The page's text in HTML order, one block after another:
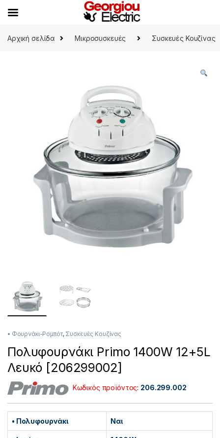
Αρχική σελίδα
Μικροσυσκευές Συσκευές Κουζίνας
• Φουρνάκι-Ρομπότ, Συσκευές Κουζίνας
Πολυφουρνάκι Primo 1400W 12+5L
Λευκό [206299002]
Κωδικός προϊόντος: 206.299.002
• Πολυφουρνάκι Ναι